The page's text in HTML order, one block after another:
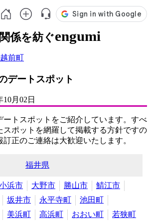
係を紡ぐengumi
前町
デートスポット
10月02日
ートスポットをご紹介しています。すべ
スポットを網羅して掲載する方針ですの
正のご連絡は大歓迎いたします。
福井県
浜市 大野市 勝山市
鯖江市
坂井市 永平寺町
池田町
美浜町 高浜町 おおい町 若狭町